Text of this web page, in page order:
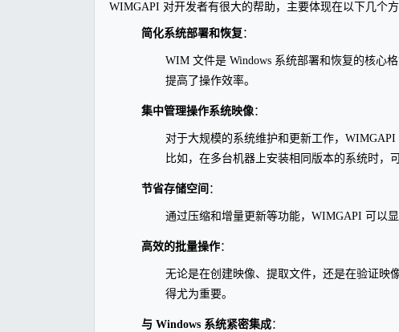
WIMGAPI 对开发者有很大的帮助，主要体现在以下几个方
简化系统部署和恢复 ：
WIM 文件是 Windows 系统部署和恢复的核心
提高了操作效率。
集中管理操作系统映像：
对于大规模的系统维护和更新工作，
比如，在多台机器上安装相同版本的系统时，
节省存储空间 ：
通过压缩和增量更新等功能，WIMGAPI 可以
高效的批量操作：
无论是在创建映像、提取文件，还是在验证映
得尤为重要。
与 Windows 系统紧密集成：